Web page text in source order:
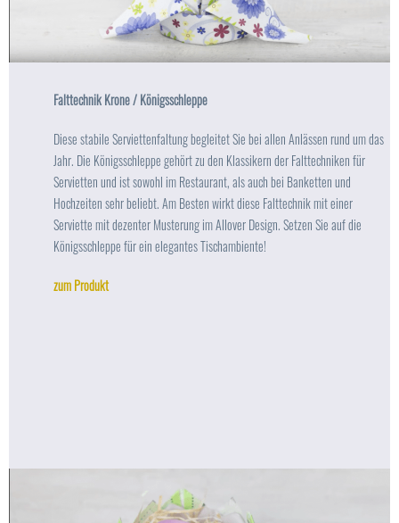
Falttechnik Krone / Königsschleppe
Diese stabile Serviettenfaltung begleitet Sie bei allen Anlässen rund um das
Jahr. Die Königsschleppe gehört zu den Klassikern der Falttechniken für
Servietten und ist sowohl im Restaurant, als auch bei Banketten und
Hochzeiten sehr beliebt. Am Besten wirkt diese Falttechnik mit einer
Serviette mit dezenter Musterung im Allover Design. Setzen Sie auf die
Königsschleppe für ein elegantes Tischambiente!
zum Produkt